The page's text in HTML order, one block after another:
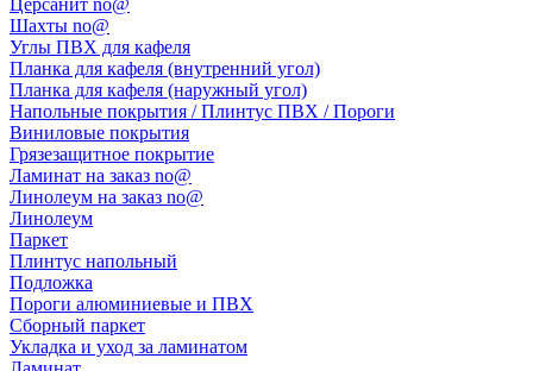
Церсанит no@
Шахты no@
Углы ПВХ для кафеля
Планка для кафеля (внутренний угол)
Планка для кафеля (наружный угол)
Напольные покрытия / Плинтус ПВХ / Пороги
Виниловые покрытия
Грязезащитное покрытие
Ламинат на заказ no@
Линолеум на заказ no@
Линолеум
Паркет
Плинтус напольный
Подложка
Пороги алюминиевые и ПВХ
Сборный паркет
Укладка и уход за ламинатом